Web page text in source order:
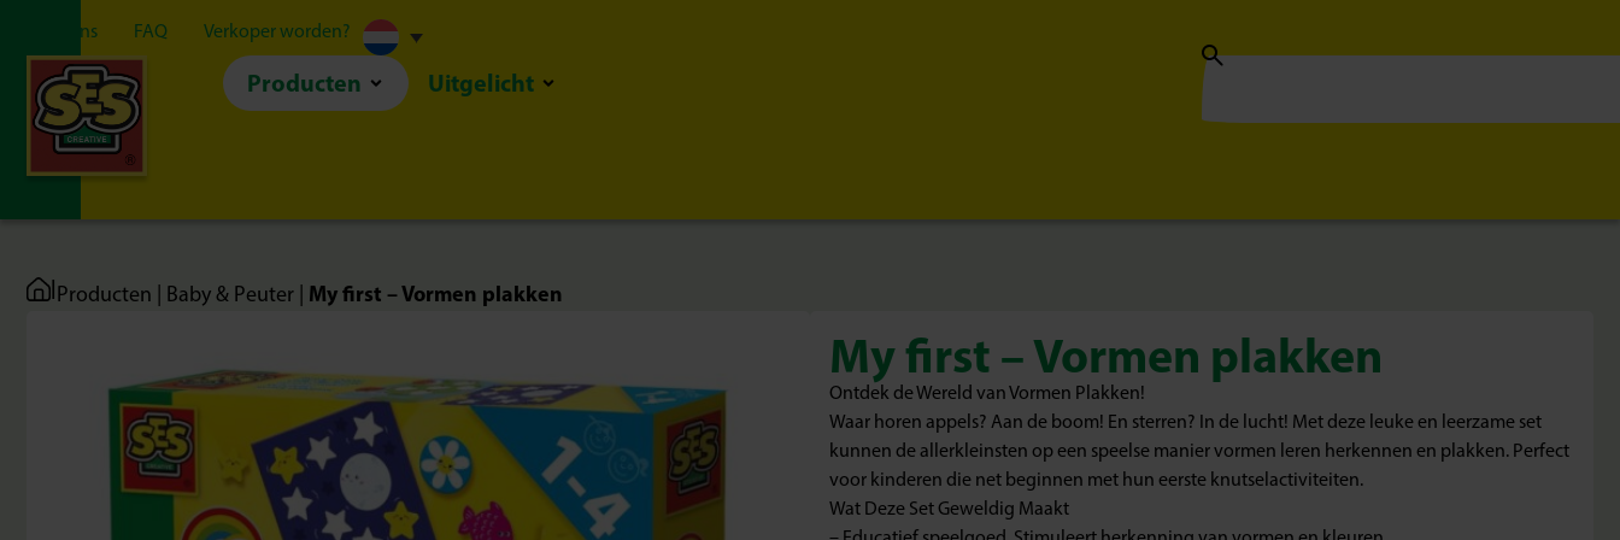
Over ons FAQ Verkoper worden?
Producten Uitgelicht
|Producten Baby & Peuter My first – Vormen plakken
My first – Vormen plakken
Ontdek de Wereld van Vormen Plakken!
Waar horen appels? Aan de boom! En sterren? In de lucht! Met deze leuke en leerzame set
kunnen de allerkleinsten op een speelse manier vormen leren herkennen en plakken. Perfect
voor kinderen die net beginnen met hun eerste knutselactiviteiten.
Wat Deze Set Geweldig Maakt